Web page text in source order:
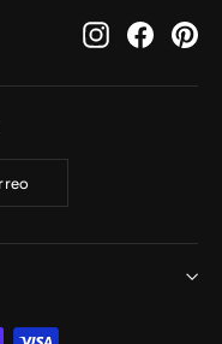
Instagram